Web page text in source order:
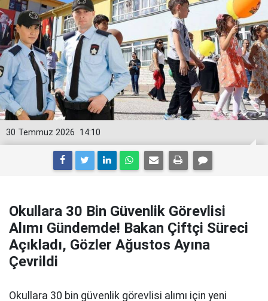
14:10
30 Temmuz 2026
Okullara 30 Bin Güvenlik Görevlisi
Alımı Gündemde! Bakan Çiftçi Süreci
Açıkladı, Gözler Ağustos Ayına
Çevrildi
Okullara 30 bin güvenlik görevlisi alımı için yeni